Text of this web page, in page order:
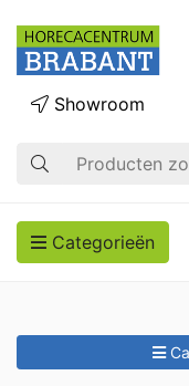
Zoek op
Showroom
Categorieën